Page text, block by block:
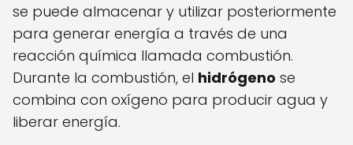
se puede almacenar y utilizar posteriormente
para generar energía a través de una
reacción química llamada combustión.
Durante la combustión, el hidrógeno se
combina con oxígeno para producir agua y
liberar energía.